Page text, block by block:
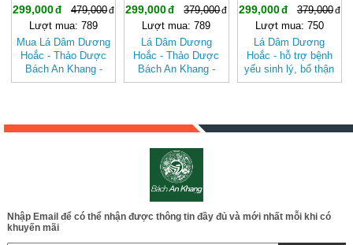
299,000
479,000
Lượt mua: 789
Mua Lá Dâm Dương
Hoắc - Thảo Dược
Bách An Khang -
JD034
299,000
379,000
Lượt mua: 789
Lá Dâm Dương
Hoắc - Thảo Dược
Bách An Khang -
JD034
299,000
379,000
Lượt mua: 750
Lá Dâm Dương
Hoắc - hỗ trợ bệnh
yếu sinh lý, bổ thận
tráng dương JD034
Nhập Email để có thể nhận được thông tin đầy đủ và mới nhất mỗi khi có
khuyến mãi